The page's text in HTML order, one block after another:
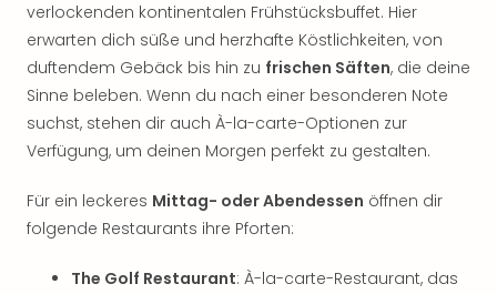
verlockenden kontinentalen Frühstücksbuffet. Hier
erwarten dich süße und herzhafte Köstlichkeiten, von
duftendem Gebäck bis hin zu frischen Säften, die deine
Sinne beleben. Wenn du nach einer besonderen Note
suchst, stehen dir auch À-la-carte-Optionen zur
Verfügung, um deinen Morgen perfekt zu gestalten.
Für ein leckeres Mittag- oder Abendessen öffnen dir
folgende Restaurants ihre Pforten:
The Golf Restaurant: À-la-carte-Restaurant, das